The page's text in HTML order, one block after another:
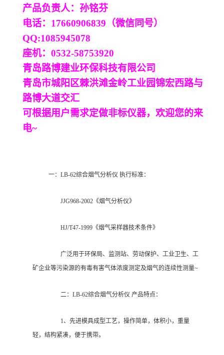
产品负责人： 孙铭芬
电话： 17660906839 （微信同号）
QQ:1085945078
座机： 0532-58753920
青岛路博建业环保科技有限公司
青岛市城阳区棘洪滩金岭工业园锦宏西路与
路博大道交汇
可根据用户需求定做非标仪器，欢迎您的来
电~
一：LB-62综合烟气分析仪 执行标准：
JJG968-2002《烟气分析仪》
HJ/T47-1999《烟气采样器技术条件》
广泛用于环保局、监测站、劳动保护、工业卫生、工
矿企业等污染源的有毒有害气体浓度测定及烟气的连续性测量~
二：LB-62综合烟气分析仪 产品特点：
1、先进模具成型工艺，操作简单，体积小，重量
轻，结构紧凑，便于携带。